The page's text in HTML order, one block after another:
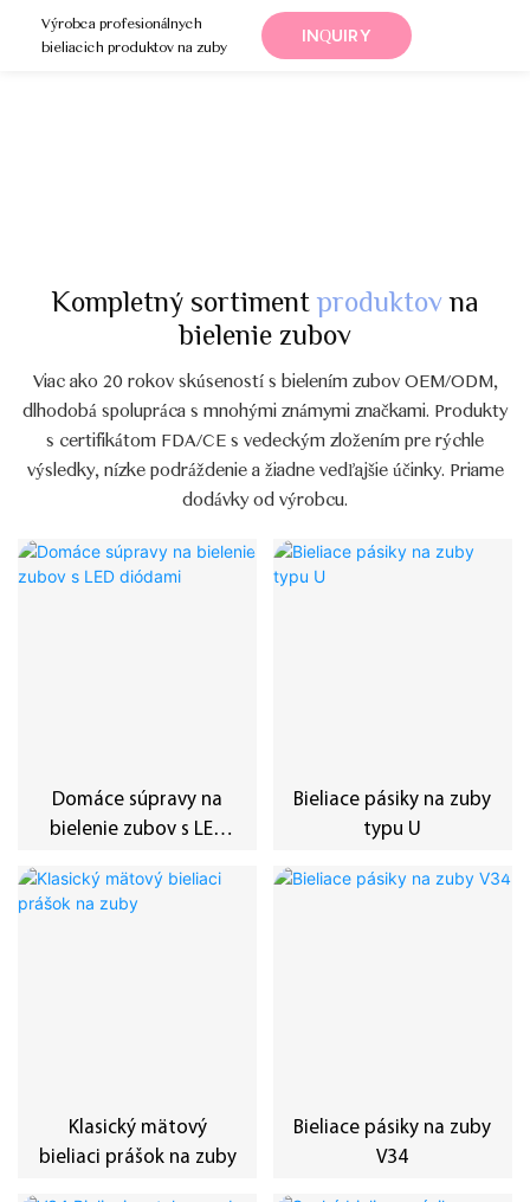
Výrobca profesionálnych
bieliacich produktov na zuby
INQUIRY
Kompletný sortimentproduktovna
bielenie zubov
Viac ako 20 rokov skúseností s bielením zubov OEM/ODM,
dlhodobá spolupráca s mnohými známymi značkami. Produkty
s certifikátom FDA/CE s vedeckým zložením pre rýchle
výsledky, nízke podráždenie a žiadne vedľajšie účinky. Priame
dodávky od výrobcu.
Domáce súpravy na
bielenie zubov s LED
Bieliace pásiky na zuby
typu U
Klasický mätový
bieliaci prášok na zuby
Bieliace pásiky na zuby
V34